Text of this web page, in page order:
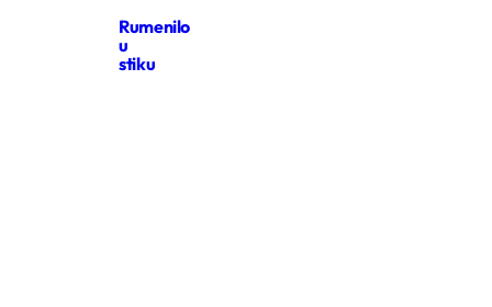
Rumenilo
u
stiku